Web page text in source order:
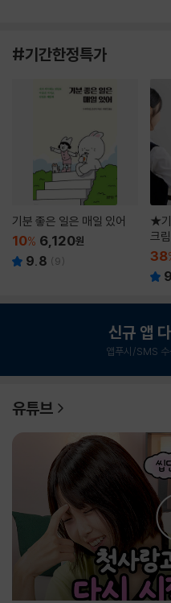
#기간한정특가
기분 좋은 일은 매일 있어
10% 6,120원
9.8 (9)
★
크
38
신규 앱
앱푸시/SMS
유튜브